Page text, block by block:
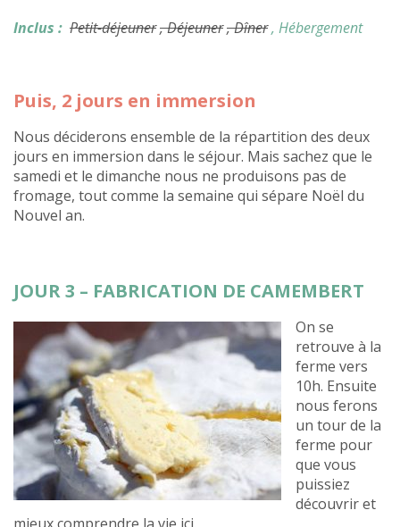
Inclus : Petit-déjeuner, Déjeuner, Dîner, Hébergement
Puis, 2 jours en immersion
Nous déciderons ensemble de la répartition des deux
jours en immersion dans le séjour. Mais sachez que le
samedi et le dimanche nous ne produisons pas de
fromage, tout comme la semaine qui sépare Noël du
Nouvel an.
JOUR 3 – FABRICATION DE CAMEMBERT
On se
retrouve à la
ferme vers
10h. Ensuite
nous ferons
un tour de la
ferme pour
que vous
puissiez
découvrir et